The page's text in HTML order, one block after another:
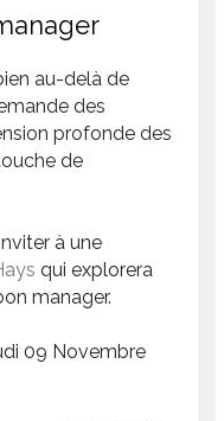
au-delà de
des
profonde des
de
à une
qui explorera
manager.
09 Novembre